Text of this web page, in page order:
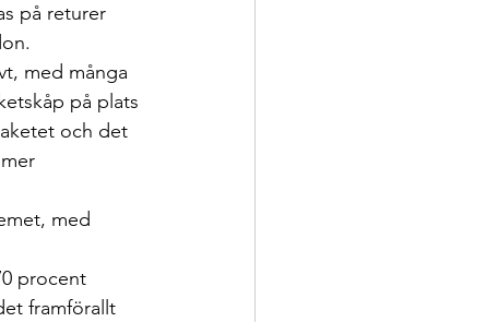
på returer
med många
på plats
och det
med
procent
framförallt